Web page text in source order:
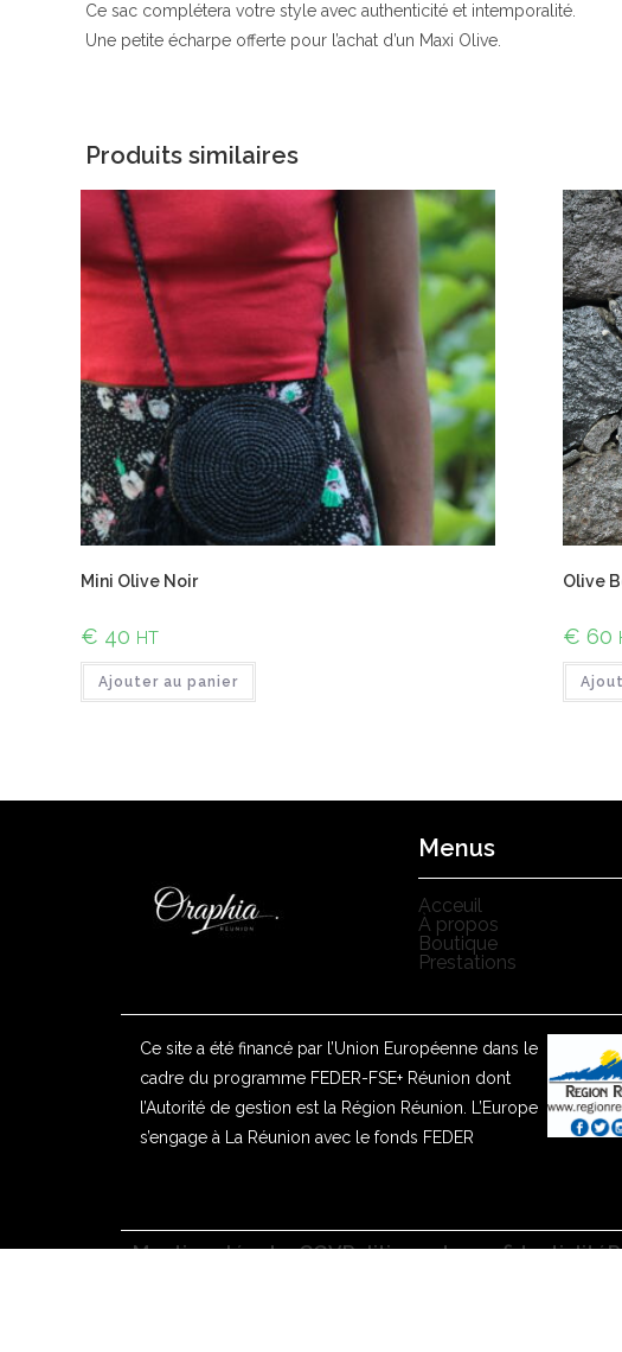
Ce sac complétera votre style avec authenticité et intemporalité.
Une petite écharpe offerte pour l’achat d’un Maxi Olive.
Produits similaires
Mini Olive Noir
€ 40 HT
Ajouter au panier
Olive
€ 60
Menus
Acceuil
À propos
Boutique
Prestations
Ce site a été financé par l’Union Européenne dans le
cadre du programme FEDER-FSE+ Réunion dont
l’Autorité de gestion est la Région Réunion. L’Europe
s’engage à La Réunion avec le fonds FEDER
Mentions légalesCGVPolitique de confidentialité